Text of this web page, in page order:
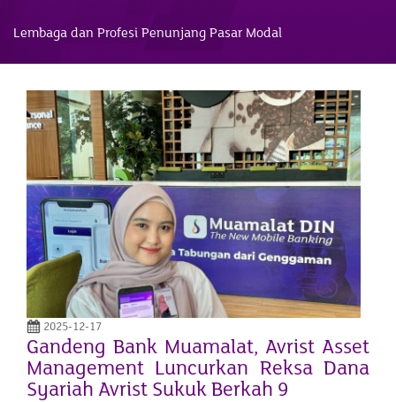
Lembaga dan Profesi Penunjang Pasar Modal
2025-12-17
Gandeng Bank Muamalat, Avrist Asset
Management Luncurkan Reksa Dana
Syariah Avrist Sukuk Berkah 9